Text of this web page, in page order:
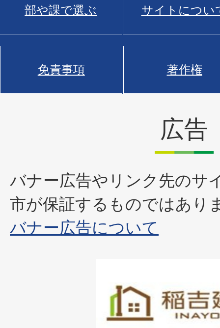
部や課で選ぶ サイトについ
免責事項 著作権
広告
バナー広告やリンク先のサ
市が保証するものではあり
バナー広告について
枚
目